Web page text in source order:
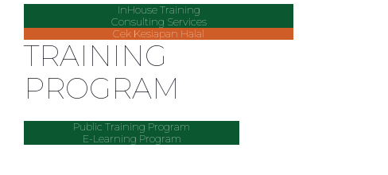
InHouse Training
Consulting Services
Cek Kesiapan Halal
TRAINING
PROGRAM
Public Training Program
E-Learning Program